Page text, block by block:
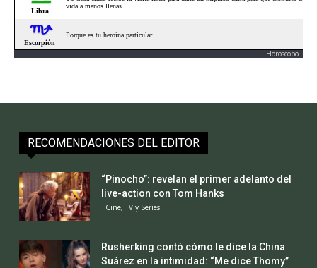
Horoscopo
RECOMENDACIONES DEL EDITOR
“Pinocho”: revelan el primer adelanto del
live-action con Tom Hanks
Cine, TV y Series
Rusherking contó cómo le dice la China
Suárez en la intimidad: “Me dice Thomy”